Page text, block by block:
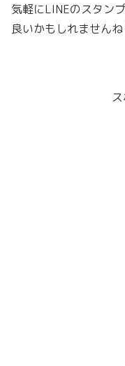
気軽にLINEのスタン
良いかもしれませんね